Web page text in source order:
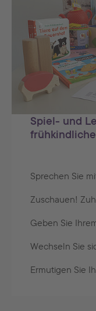
Spiel- und
Sprechen Sie
Zuschauen!
Geben Sie
Wechseln Sie
Ermutigen Sie